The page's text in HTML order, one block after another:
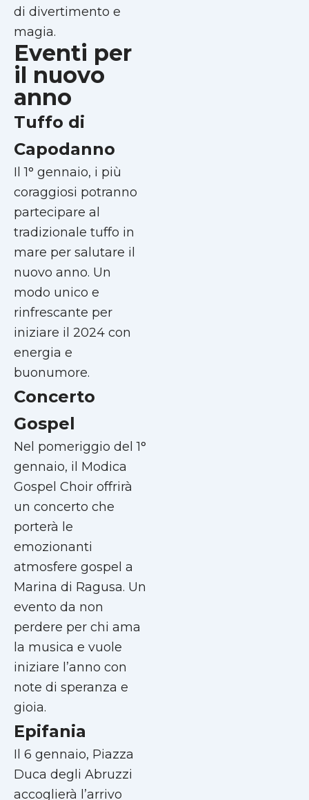
di divertimento e
magia.
Eventi per
il nuovo
anno
Tuffo di
Capodanno
Il 1° gennaio, i più
coraggiosi potranno
partecipare al
tradizionale tuffo in
mare per salutare il
nuovo anno. Un
modo unico e
rinfrescante per
iniziare il 2024 con
energia e
buonumore.
Concerto
Gospel
Nel pomeriggio del 1°
gennaio, il Modica
Gospel Choir offrirà
un concerto che
porterà le
emozionanti
atmosfere gospel a
Marina di Ragusa. Un
evento da non
perdere per chi ama
la musica e vuole
iniziare l’anno con
note di speranza e
gioia.
Epifania
Il 6 gennaio, Piazza
Duca degli Abruzzi
accoglierà l’arrivo